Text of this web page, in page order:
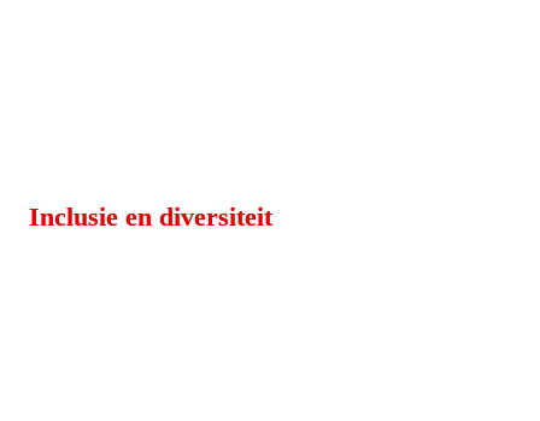
Inclusie en diversiteit